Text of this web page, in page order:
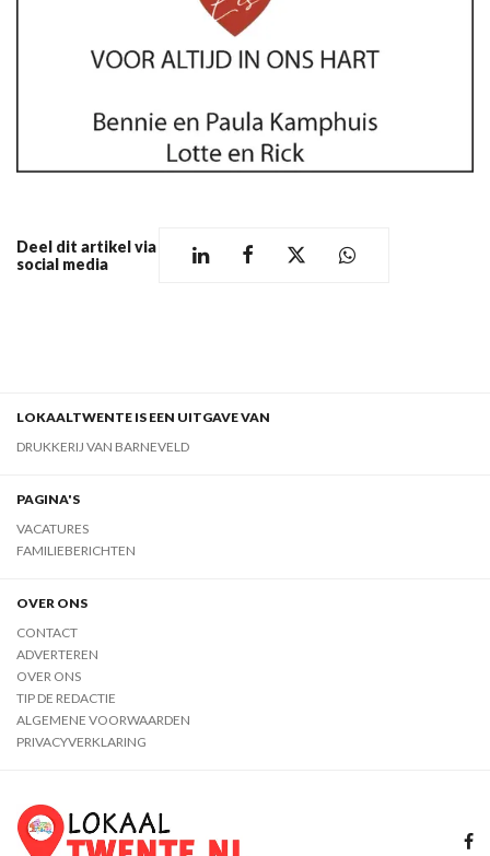
Deel dit artikel via
social media
LOKAALTWENTE IS EEN UITGAVE VAN
DRUKKERIJ VAN BARNEVELD
PAGINA'S
VACATURES
FAMILIEBERICHTEN
OVER ONS
CONTACT
ADVERTEREN
OVER ONS
TIP DE REDACTIE
ALGEMENE VOORWAARDEN
PRIVACYVERKLARING